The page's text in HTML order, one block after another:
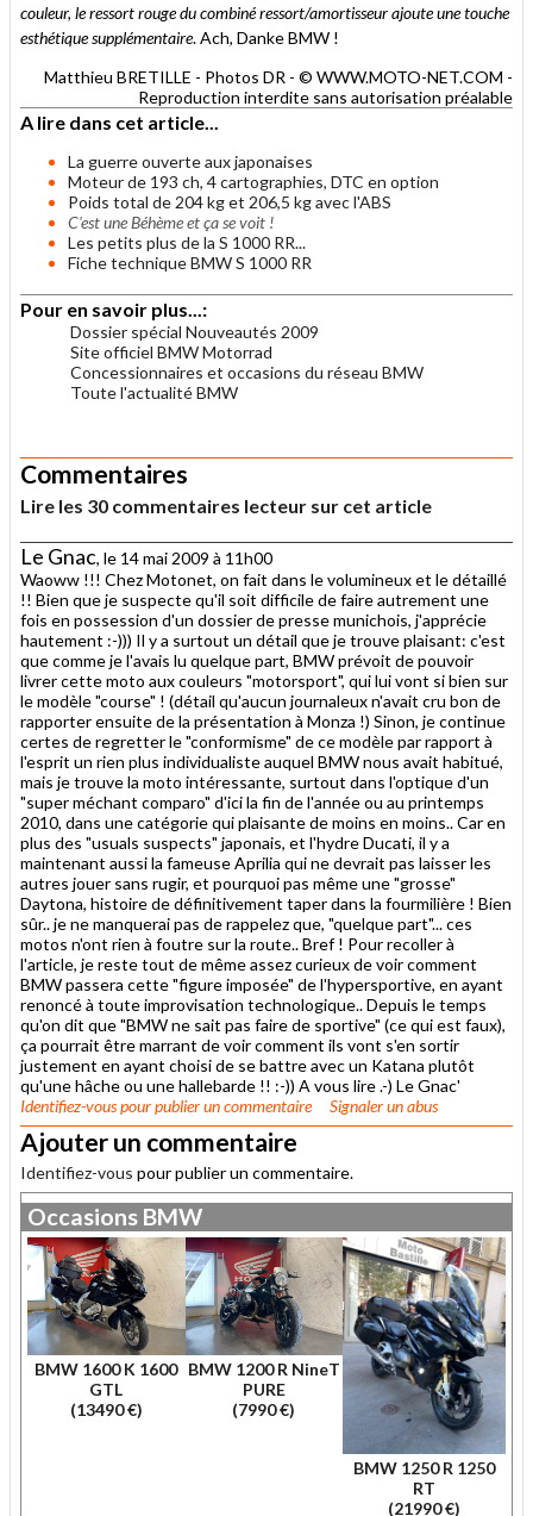
couleur, le ressort rouge du combiné ressort/amortisseur ajoute une touche
esthétique supplémentaire. Ach, Danke BMW !
Matthieu BRETILLE - Photos DR - © WWW.MOTO-NET.COM -
Reproduction interdite sans autorisation préalable
A lire dans cet article...
La guerre ouverte aux japonaises
Moteur de 193 ch, 4 cartographies, DTC en option
Poids total de 204 kg et 206,5 kg avec l'ABS
C'est une Béhème et ça se voit !
Les petits plus de la S 1000 RR...
Fiche technique BMW S 1000 RR
Pour en savoir plus...:
Dossier spécial Nouveautés 2009
Site officiel BMW Motorrad
Concessionnaires et occasions du réseau BMW
Toute l'actualité BMW
Commentaires
Lire les 30 commentaires lecteur sur cet article
Le Gnac, le 14 mai 2009 à 11h00
Waoww !!! Chez Motonet, on fait dans le volumineux et le détaillé
!! Bien que je suspecte qu'il soit difficile de faire autrement une
fois en possession d'un dossier de presse munichois, j'apprécie
hautement :-))) Il y a surtout un détail que je trouve plaisant: c'est
que comme je l'avais lu quelque part, BMW prévoit de pouvoir
livrer cette moto aux couleurs "motorsport", qui lui vont si bien sur
le modèle "course" ! (détail qu'aucun journaleux n'avait cru bon de
rapporter ensuite de la présentation à Monza !) Sinon, je continue
certes de regretter le "conformisme" de ce modèle par rapport à
l'esprit un rien plus individualiste auquel BMW nous avait habitué,
mais je trouve la moto intéressante, surtout dans l'optique d'un
"super méchant comparo" d'ici la fin de l'année ou au printemps
2010, dans une catégorie qui plaisante de moins en moins.. Car en
plus des "usuals suspects" japonais, et l'hydre Ducati, il y a
maintenant aussi la fameuse Aprilia qui ne devrait pas laisser les
autres jouer sans rugir, et pourquoi pas même une "grosse"
Daytona, histoire de définitivement taper dans la fourmilière ! Bien
sûr.. je ne manquerai pas de rappelez que, "quelque part"... ces
motos n'ont rien à foutre sur la route.. Bref ! Pour recoller à
l'article, je reste tout de même assez curieux de voir comment
BMW passera cette "figure imposée" de l'hypersportive, en ayant
renoncé à toute improvisation technologique.. Depuis le temps
qu'on dit que "BMW ne sait pas faire de sportive" (ce qui est faux),
ça pourrait être marrant de voir comment ils vont s'en sortir
justement en ayant choisi de se battre avec un Katana plutôt
qu'une hâche ou une hallebarde !! :-)) A vous lire .-) Le Gnac'
Identifiez-vouspour publier un commentaire Signaler un abus
Ajouter un commentaire
Identifiez-vous pour publier un commentaire.
Occasions BMW
BMW 1600 K 1600
GTL
(13490 €)
BMW 1200 R NineT
PURE
(7990 €)
BMW 1250 R 1250
RT
(21990 €)